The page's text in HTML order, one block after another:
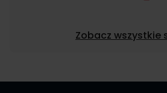
Zobacz wszystkie